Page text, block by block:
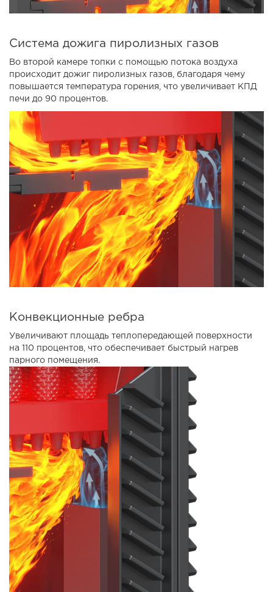
Система дожига пиролизных газов
Во второй камере топки с помощью потока воздуха
происходит дожиг пиролизных газов, благодаря чему
повышается температура горения, что увеличивает КПД
печи до 90 процентов.
Конвекционные ребра
Увеличивают площадь теплопередающей поверхности
на 110 процентов, что обеспечивает быстрый нагрев
парного помещения.